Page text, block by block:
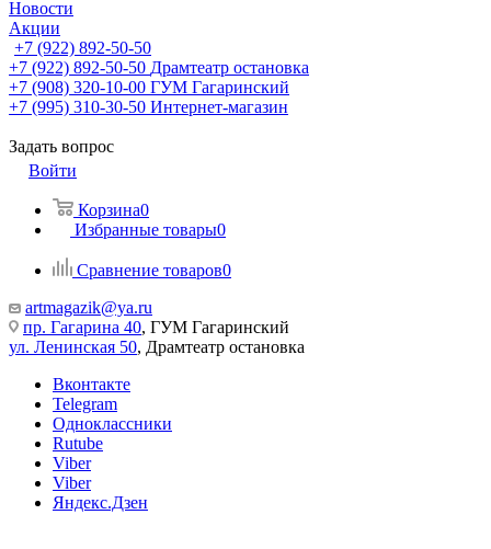
Новости
Акции
+7 (922) 892-50-50
+7 (922) 892-50-50 Драмтеатр остановка
+7 (908) 320-10-00 ГУМ Гагаринский
+7 (995) 310-30-50 Интернет-магазин
Задать вопрос
Войти
Корзина0
Избранные товары0
Сравнение товаров0
artmagazik@ya.ru
пр. Гагарина 40, ГУМ Гагаринский
ул. Ленинская 50, Драмтеатр остановка
Вконтакте
Telegram
Одноклассники
Rutube
Viber
Viber
Яндекс.Дзен